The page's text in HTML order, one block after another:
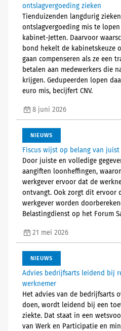
ontslagvergoeding zieken
Tienduizenden langdurig
ontslagvergoeding mis te
kabinet-Jetten. Daarvoor
bond hekelt de kabinetskeuze
gaan compenseren als ze een
betalen aan medewerkers die
krijgen. Gedupeerden lopen
euro mis, becijfert CNV.
8 juni 2026
NIEUWS
Fiscus wijst op belang van
Door juiste en volledige
aangiften loonheffingen,
werkgever ervoor dat de
ontvangt. Ook zorgt dit ervoor
werkgever worden
Belastingdienst op het Forum
21 mei 2026
NIEUWS
Advies bedrijfsarts leidend bij
werknemer
Het advies van de bedrijfsarts
doen, wordt leidend bij een
ziekte. Dat staat in een
van Werk en Participatie en